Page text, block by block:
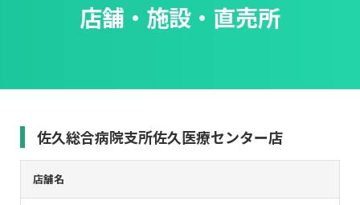
店舗・施設・直売所
佐久総合病院支所佐久医療センター店
店舗名